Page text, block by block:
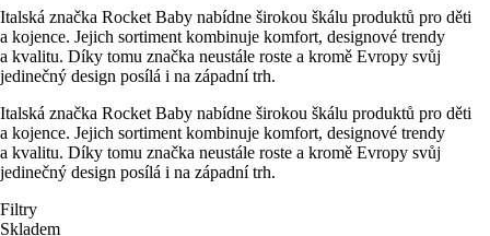
Italská značka Rocket Baby nabídne širokou škálu produktů pro děti
a kojence. Jejich sortiment kombinuje komfort, designové trendy
a kvalitu. Díky tomu značka neustále roste a kromě Evropy svůj
jedinečný design posílá i na západní trh.
Italská značka Rocket Baby nabídne širokou škálu produktů pro děti
a kojence. Jejich sortiment kombinuje komfort, designové trendy
a kvalitu. Díky tomu značka neustále roste a kromě Evropy svůj
jedinečný design posílá i na západní trh.
Filtry
Skladem